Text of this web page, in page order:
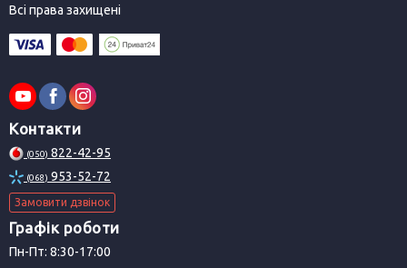
Всі права захищені
Контакти
(050) 822-42-95
(068) 953-52-72
Замовити дзвінок
Графік роботи
Пн-Пт: 8:30-17:00